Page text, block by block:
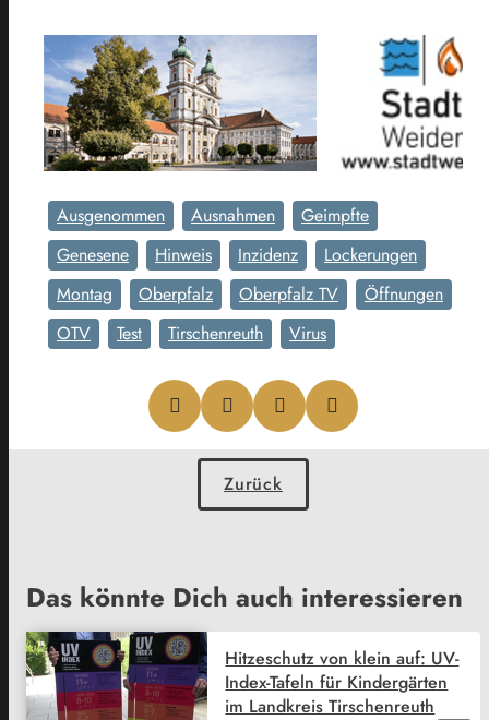
Ausgenommen Ausnahmen
Geimpfte
Genesene
Hinweis Inzidenz
Lockerungen
Montag
Oberpfalz Oberpfalz TV
Öffnungen
OTV
Test Tirschenreuth Virus
Zurück
Das könnte Dich auch interessieren
Hitzeschutz von klein auf: UV-
Index-Tafeln für Kindergärten
im Landkreis Tirschenreuth